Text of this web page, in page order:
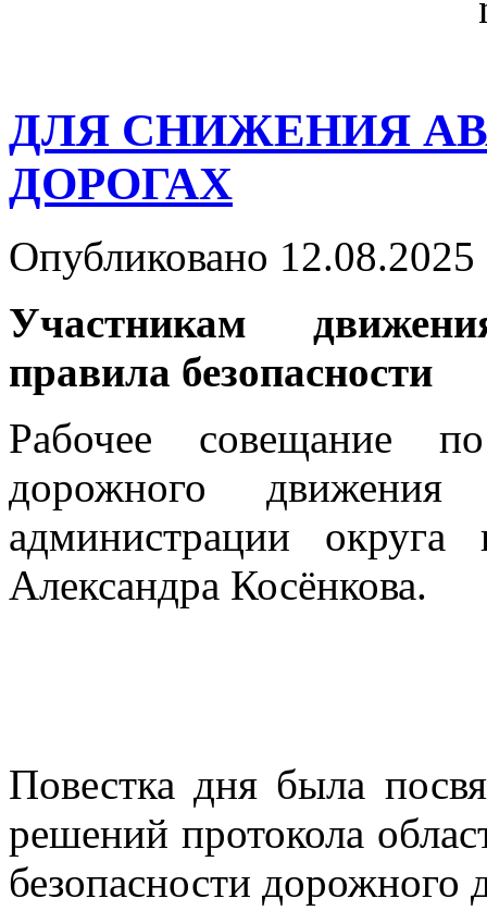
ДЛЯ СНИЖЕНИЯ
ДОРОГАХ
Опубликовано
Участникам
правила безопасности
Рабочее совещание
дорожного
администрации округа
Александра Косёнкова.
Повестка дня была
решений протокола
безопасности дорожного